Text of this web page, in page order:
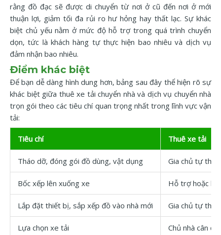
rằng đồ đạc sẽ được di chuyển từ nơi ở cũ đến nơi ở mới
thuận lợi, giảm tối đa rủi ro hư hỏng hay thất lạc. Sự khác
biệt chủ yếu nằm ở mức độ hỗ trợ trong quá trình chuyển
dọn, tức là khách hàng tự thực hiện bao nhiêu và dịch vụ
đảm nhận bao nhiêu.
Điểm khác biệt
Để bạn dễ dàng hình dung hơn, bảng sau đây thể hiện rõ sự
khác biệt giữa thuê xe tải chuyển nhà và dịch vụ chuyển nhà
trọn gói theo các tiêu chí quan trọng nhất trong lĩnh vực vận
tải:
Tiêu chí Thuê xe tải
Tháo dỡ, đóng gói đồ dùng, vật dụng Gia chủ tự
Bốc xếp lên xuống xe Hỗ trợ hoặc
Lắp đặt thiết bị, sắp xếp đồ vào nhà mới Gia chủ tự thực
Lựa chọn xe tải Chủ nhà cân